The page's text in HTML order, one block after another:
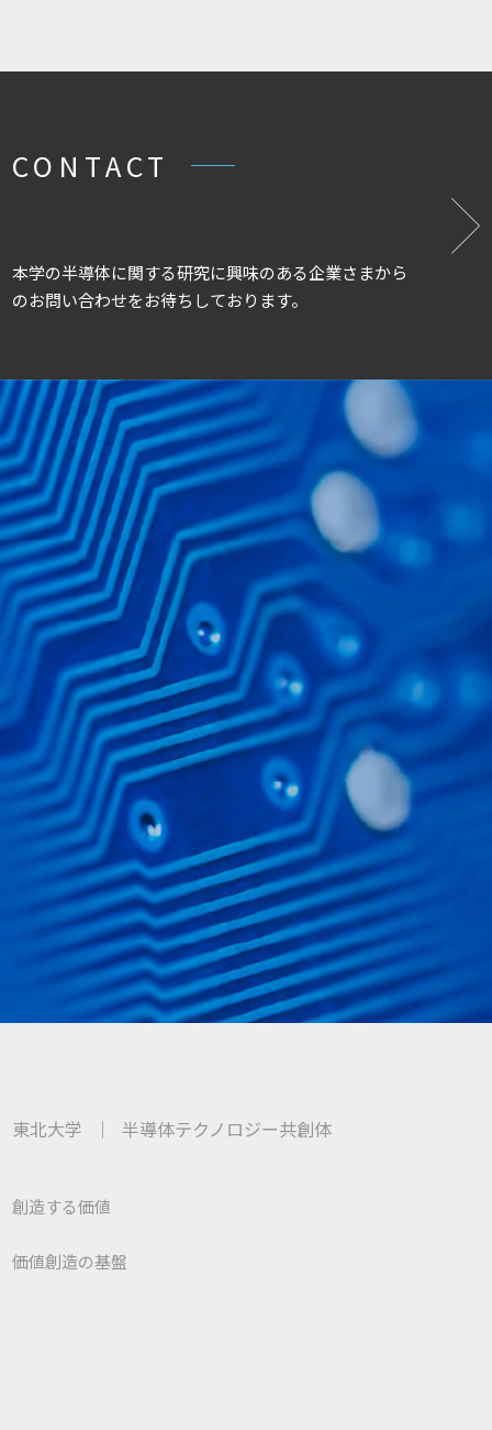
CONTACT
本学の半導体に関する研究に興味のある企業さまから
のお問い合わせをお待ちしております。
東北大学 ｜ 半導体テクノロジー共創体
創造する価値
価値創造の基盤